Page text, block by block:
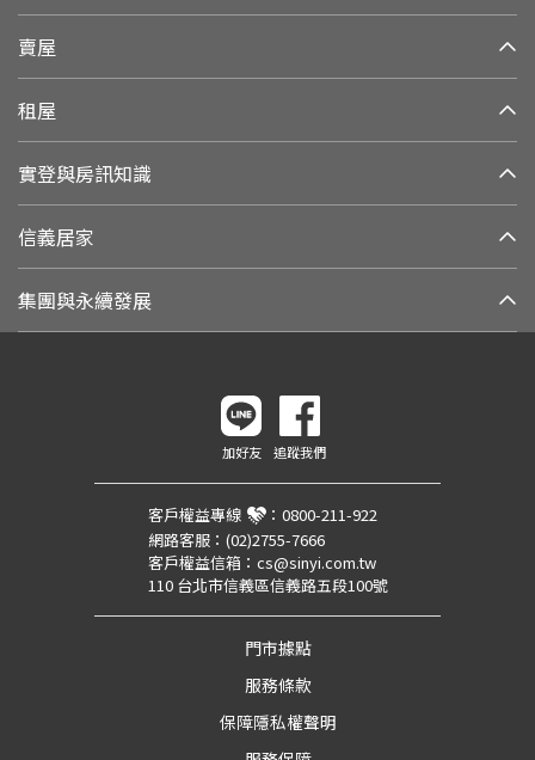
賣屋
租屋
實登與房訊知識
信義居家
集團與永續發展
加好友 追蹤我們
客戶權益專線 ： 0800-211-922
網路客服： (02)2755-7666
客戶權益信箱： cs@sinyi.com.tw
110 台北市信義區信義路五段100號
門市據點
服務條款
保障隱私權聲明